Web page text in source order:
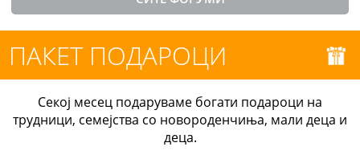
ПАКЕТ ПОДАРОЦИ
Секој месец подаруваме богати подароци на
трудници, семејства со новороденчиња, мали деца и
деца.